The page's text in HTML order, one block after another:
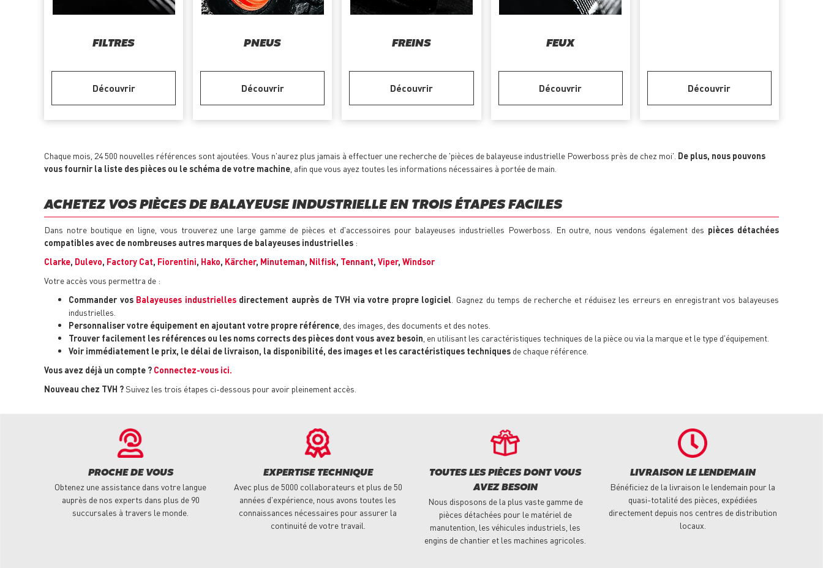
FILTRES
Découvrir
PNEUS
Découvrir
FREINS
Découvrir
FEUX
Découvrir Découvrir
Chaque mois, 24 500 nouvelles références sont ajoutées. Vous n'aurez plus jamais à effectuer une recherche de 'pièces de balayeuse industrielle Powerboss près de chez moi'. De plus, nous pouvons
vous fournir la liste des pièces ou le schéma de votre machine , afin que vous ayez toutes les informations nécessaires à portée de main.
ACHETEZ VOS PIÈCES DE BALAYEUSE INDUSTRIELLE EN TROIS ÉTAPES FACILES
Dans notre boutique en ligne, vous trouverez une large gamme de pièces et d'accessoires pour balayeuses industrielles Powerboss. En outre, nous vendons également des pièces détachées
compatibles avec de nombreuses autres marques de balayeuses industrielles :
Clarke, Dulevo, Factory Cat, Fiorentini, Hako, Kärcher, Minuteman, Nilfisk, Tennant, Viper, Windsor
Votre accès vous permettra de :
Commander vos Balayeuses industriellesdirectement auprès de TVH via votre propre logiciel . Gagnez du temps de recherche et réduisez les erreurs en enregistrant vos balayeuses
industrielles.
Personnaliser votre équipement en ajoutant votre propre référence , des images, des documents et des notes.
Trouver facilement les références ou les noms corrects des pièces dont vous avez besoin , en utilisant les caractéristiques techniques de la pièce ou via la marque et le type d'équipement.
Voir immédiatement le prix, le délai de livraison, la disponibilité, des images et les caractéristiques techniques de chaque référence.
Vous avez déjà un compte ? Connectez-vous ici.
Nouveau chez TVH ? Suivez les trois étapes ci-dessous pour avoir pleinement accès.
PROCHE DE VOUS
Obtenez une assistance dans votre langue
auprès de nos experts dans plus de 90
succursales à travers le monde.
EXPERTISE TECHNIQUE
Avec plus de 5000 collaborateurs et plus de 50
années d'expérience, nous avons toutes les
connaissances nécessaires pour assurer la
continuité de votre travail.
TOUTES LES PIÈCES DONT VOUS
AVEZ BESOIN
Nous disposons de la plus vaste gamme de
pièces détachées pour le matériel de
manutention, les véhicules industriels, les
engins de chantier et les machines agricoles.
LIVRAISON LE LENDEMAIN
Bénéficiez de la livraison le lendemain pour la
quasi-totalité des pièces, expédiées
directement depuis nos centres de distribution
locaux.